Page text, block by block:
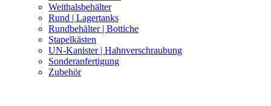
Weithalsbehälter
Rund | Lagertanks
Rundbehälter | Bottiche
Stapelkästen
UN-Kanister | Hahnverschraubung
Sonderanfertigung
Zubehör